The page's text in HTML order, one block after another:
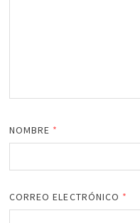
NOMBRE *
CORREO ELECTRÓNICO *